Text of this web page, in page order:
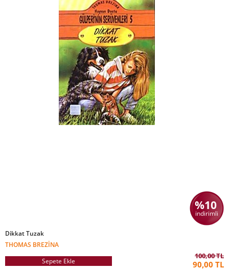
%10
indirimli
Dikkat Tuzak
THOMAS BREZINA
Sepete Ekle
100,00 TL
90,00 TL